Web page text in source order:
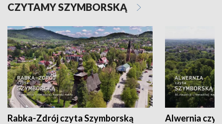
CZYTAMY SZYMBORSKĄ
Rabka-Zdrój czyta Szymborską Alwernia